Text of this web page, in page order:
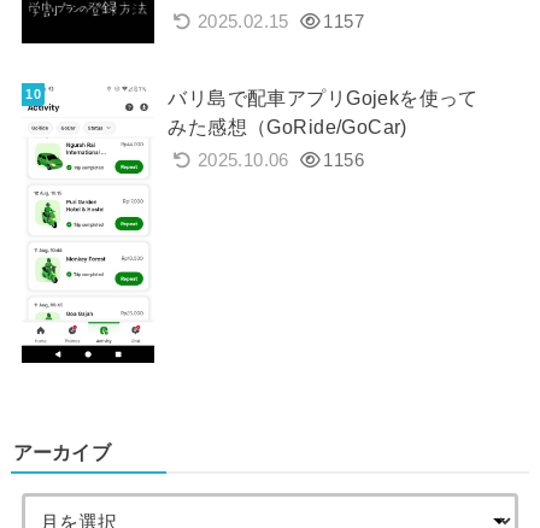
2025.02.15 1157
バリ島で配車アプリGojekを使って
みた感想（GoRide/GoCar)
2025.10.06 1156
アーカイブ